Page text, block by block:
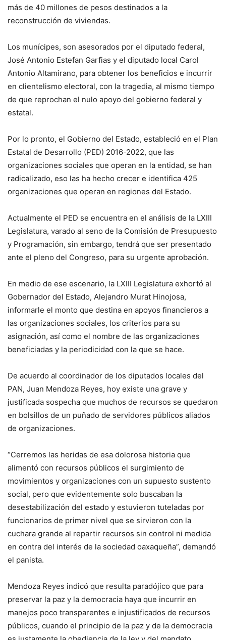
más de 40 millones de pesos destinados a la
reconstrucción de viviendas.
Los munícipes, son asesorados por el diputado federal,
José Antonio Estefan Garfias y el diputado local Carol
Antonio Altamirano, para obtener los beneficios e incurrir
en clientelismo electoral, con la tragedia, al mismo tiempo
de que reprochan el nulo apoyo del gobierno federal y
estatal.
Por lo pronto, el Gobierno del Estado, estableció en el Plan
Estatal de Desarrollo (PED) 2016-2022, que las
organizaciones sociales que operan en la entidad, se han
radicalizado, eso las ha hecho crecer e identifica 425
organizaciones que operan en regiones del Estado.
Actualmente el PED se encuentra en el análisis de la LXIII
Legislatura, varado al seno de la Comisión de Presupuesto
y Programación, sin embargo, tendrá que ser presentado
ante el pleno del Congreso, para su urgente aprobación.
En medio de ese escenario, la LXIII Legislatura exhortó al
Gobernador del Estado, Alejandro Murat Hinojosa,
informarle el monto que destina en apoyos financieros a
las organizaciones sociales, los criterios para su
asignación, así como el nombre de las organizaciones
beneficiadas y la periodicidad con la que se hace.
De acuerdo al coordinador de los diputados locales del
PAN, Juan Mendoza Reyes, hoy existe una grave y
justificada sospecha que muchos de recursos se quedaron
en bolsillos de un puñado de servidores públicos aliados
de organizaciones.
“Cerremos las heridas de esa dolorosa historia que
alimentó con recursos públicos el surgimiento de
movimientos y organizaciones con un supuesto sustento
social, pero que evidentemente solo buscaban la
desestabilización del estado y estuvieron tuteladas por
funcionarios de primer nivel que se sirvieron con la
cuchara grande al repartir recursos sin control ni medida
en contra del interés de la sociedad oaxaqueña”, demandó
el panista.
Mendoza Reyes indicó que resulta paradójico que para
preservar la paz y la democracia haya que incurrir en
manejos poco transparentes e injustificados de recursos
públicos, cuando el principio de la paz y de la democracia